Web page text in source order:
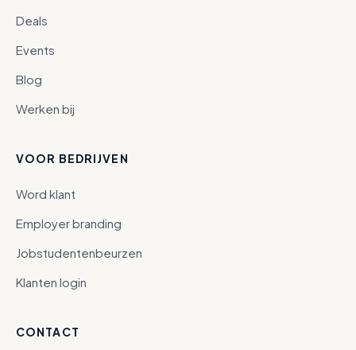
Deals
Events
Blog
Werken bij
VOOR BEDRIJVEN
Word klant
Employer branding
Jobstudentenbeurzen
Klanten login
CONTACT